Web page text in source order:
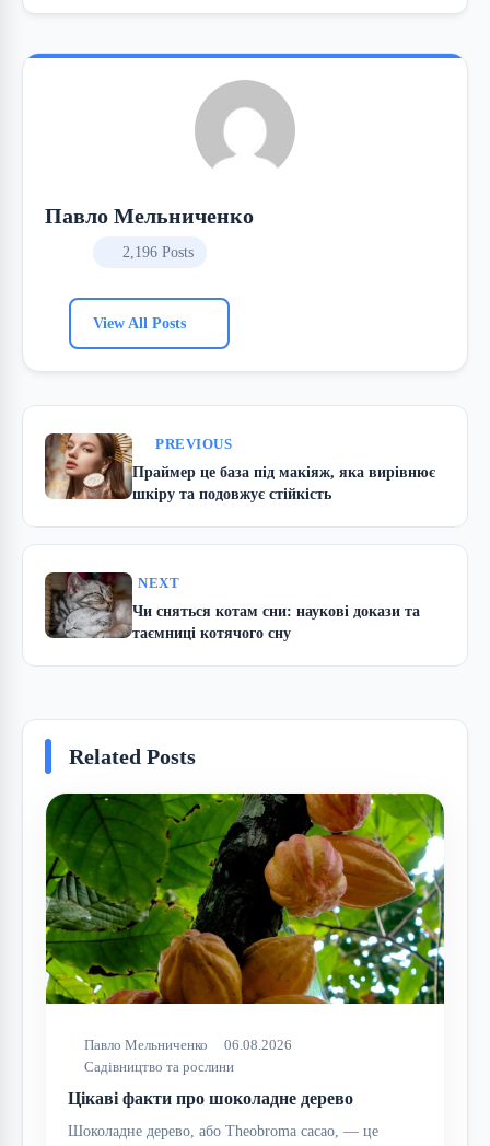
Павло Мельниченко
2,196 Posts
View All Posts
PREVIOUS
Праймер це база під макіяж, яка вирівнює
шкіру та подовжує стійкість
NEXT
Чи сняться котам сни: наукові докази та
таємниці котячого сну
Related Posts
Павло Мельниченко
06.08.2026
Садівництво та рослини
Цікаві факти про шоколадне дерево
Шоколадне дерево, або Theobroma cacao, — це